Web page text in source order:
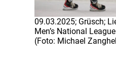
09.03.2025; Grüsch;
Men’s National
(Foto: Michael